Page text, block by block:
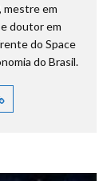
mestre em
doutor em
do Space
do Brasil.